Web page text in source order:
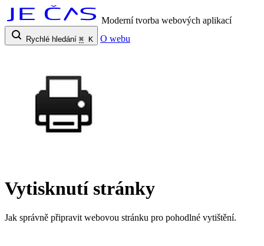
Moderní tvorba webových aplikací
Rychlé hledání ⌘ K O webu
Vytisknutí stránky
Jak správně připravit webovou stránku pro pohodlné vytištění.